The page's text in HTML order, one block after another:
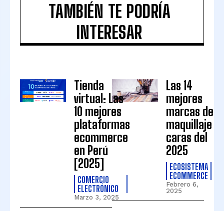
TAMBIÉN TE PODRÍA
INTERESAR
Tienda
virtual: Las
10 mejores
plataformas
ecommerce
en Perú
[2025]
COMERCIO
ELECTRÓNICO
Marzo 3, 2025
Las 14
mejores
marcas de
maquillaje
caras del
2025
ECOSISTEMA
ECOMMERCE
Febrero 6,
2025